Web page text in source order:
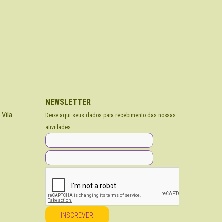
Vila
NEWSLETTER
Deixe aqui seus dados para recebimento das nossas
atividades
INSCREVER